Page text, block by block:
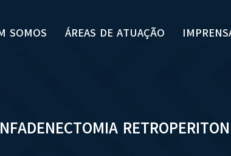
SOMOS ÁREAS DE ATUAÇÃO